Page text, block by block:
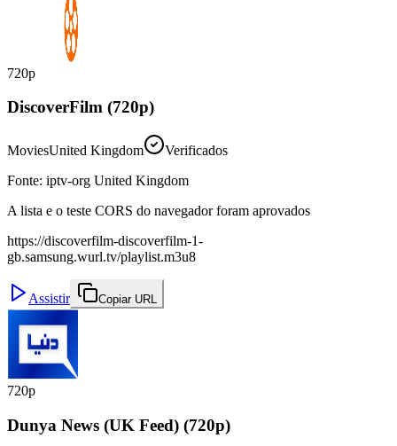
720p
DiscoverFilm (720p)
MoviesUnited Kingdom
Verificados
Fonte: iptv-org United Kingdom
A lista e o teste CORS do navegador foram aprovados
https://discoverfilm-discoverfilm-1-
gb.samsung.wurl.tv/playlist.m3u8
Assistir Copiar URL
720p
Dunya News (UK Feed) (720p)